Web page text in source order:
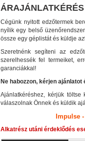
ÁRAJÁNLATKÉRÉS
Cégünk nyitott edzőtermek
nyílik egy belső
össze egy géplistát és küldje
Szeretnénk segíteni az
szerelhessék fel termeiket,
garanciákkal!
Ne habozzon, kérjen
Ajánlatkéréshez, kérjük
válaszolnak Önnek és küldik
Impulse
Alkatrész utáni érdeklődés